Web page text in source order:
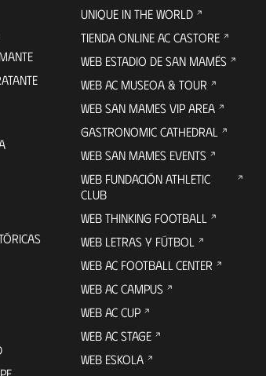
UNIQUE IN THE WORLD
TIENDA ONLINE AC CASTORE
WEB ESTADIO DE SAN MAMÉS
WEB AC MUSEOA & TOUR
WEB SAN MAMES VIP AREA
GASTRONOMIC CATHEDRAL
WEB SAN MAMES EVENTS
WEB FUNDACIÓN ATHLETIC
CLUB
WEB THINKING FOOTBALL
WEB LETRAS Y FÚTBOL
WEB AC FOOTBALL CENTER
WEB AC CAMPUS
WEB AC CUP
WEB AC STAGE
WEB ESKOLA